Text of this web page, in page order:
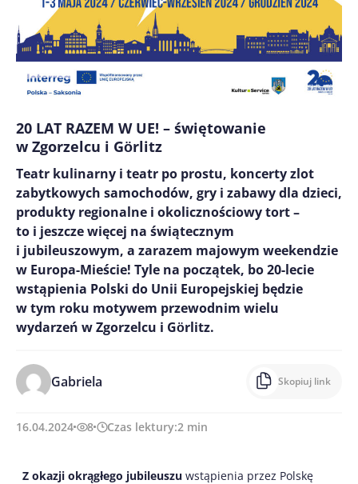
20 LAT RAZEM W UE! – świętowanie
w Zgorzelcu i Gӧrlitz
Teatr kulinarny i teatr po prostu, koncerty zlot
zabytkowych samochodów, gry i zabawy dla dzieci,
produkty regionalne i okolicznościowy tort –
to i jeszcze więcej na świątecznym
i jubileuszowym, a zarazem majowym weekendzie
w Europa-Mieście! Tyle na początek, bo 20-lecie
wstąpienia Polski do Unii Europejskiej będzie
w tym roku motywem przewodnim wielu
wydarzeń w Zgorzelcu i Gӧrlitz.
Gabriela Skopiuj link
16.04.2024 8 Czas lektury:2 min
Z okazji okrągłego jubileuszu wstąpienia przez Polskę